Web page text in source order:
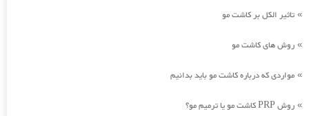
» تاثیر الکل بر کاشت مو
» روش های کاشت مو
» مواردی که درباره کاشت مو باید بدانیم
» روش PRP کاشت مو یا ترمیم مو؟